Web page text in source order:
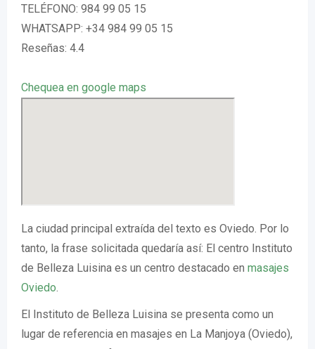
TELÉFONO: 984 99 05 15
WHATSAPP: +34 984 99 05 15
Reseñas: 4.4
Chequea en google maps
La ciudad principal extraída del texto es Oviedo. Por lo
tanto, la frase solicitada quedaría así: El centro Instituto
de Belleza Luisina es un centro destacado en masajes
Oviedo.
El Instituto de Belleza Luisina se presenta como un
lugar de referencia en masajes en La Manjoya (Oviedo),